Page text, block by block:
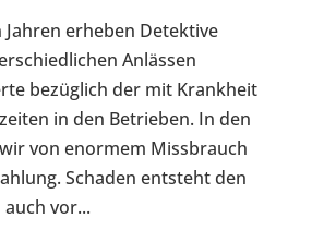
erheben Detektive
Anlässen
bezüglich der mit Krankheit
in den Betrieben. In den
von enormem Missbrauch
Schaden entsteht den
vor...